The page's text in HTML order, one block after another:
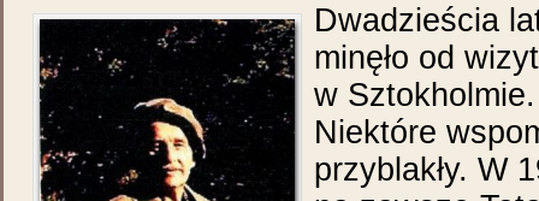
Dwadzieścia
minęło od
w Sztokholmie.
Niektóre
przyblakły. W